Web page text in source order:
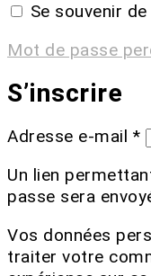
Se souvenir
Mot de passe
S’inscrire
Adresse e-mail *
Un lien
passe sera
Vos données
traiter votre